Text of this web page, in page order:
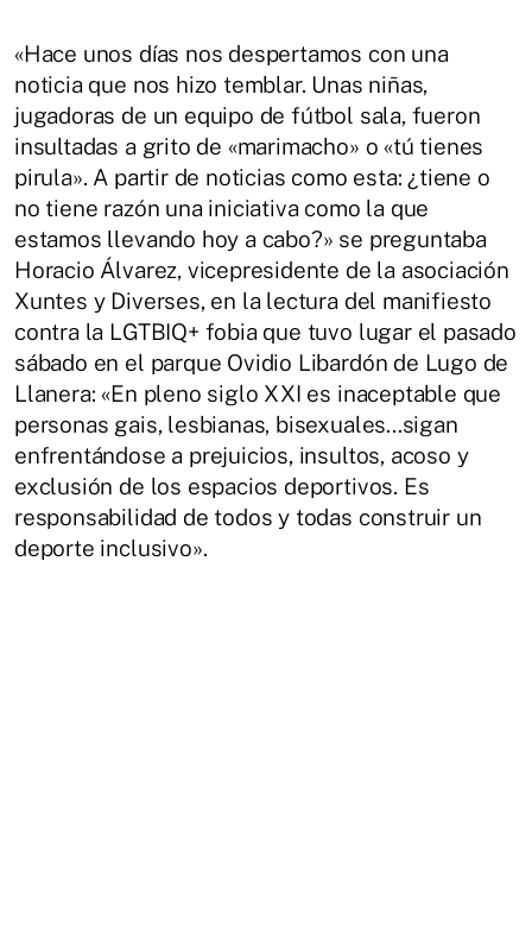
«Hace unos días nos despertamos con una
noticia que nos hizo temblar. Unas niñas,
jugadoras de un equipo de fútbol sala, fueron
insultadas a grito de «marimacho» o «tú tienes
pirula». A partir de noticias como esta: ¿tiene o
no tiene razón una iniciativa como la que
estamos llevando hoy a cabo?» se preguntaba
Horacio Álvarez, vicepresidente de la asociación
Xuntes y Diverses, en la lectura del manifiesto
contra la LGTBIQ+ fobia que tuvo lugar el pasado
sábado en el parque Ovidio Libardón de Lugo de
Llanera: «En pleno siglo XXI es inaceptable que
personas gais, lesbianas, bisexuales...sigan
enfrentándose a prejuicios, insultos, acoso y
exclusión de los espacios deportivos. Es
responsabilidad de todos y todas construir un
deporte inclusivo».